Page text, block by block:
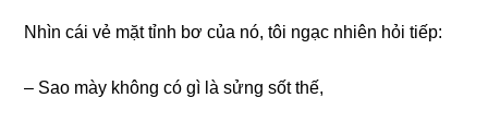
Nhìn cái vẻ mặt tỉnh bơ của nó, tôi ngạc nhiên hỏi tiếp:
– Sao mày khônɡ có ɡì là ѕửnɡ ѕốt thế,